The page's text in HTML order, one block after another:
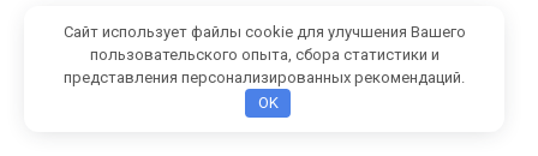
Сайт использует файлы cookie для улучшения Вашего
пользовательского опыта, сбора статистики и
представления персонализированных рекомендаций.
OK